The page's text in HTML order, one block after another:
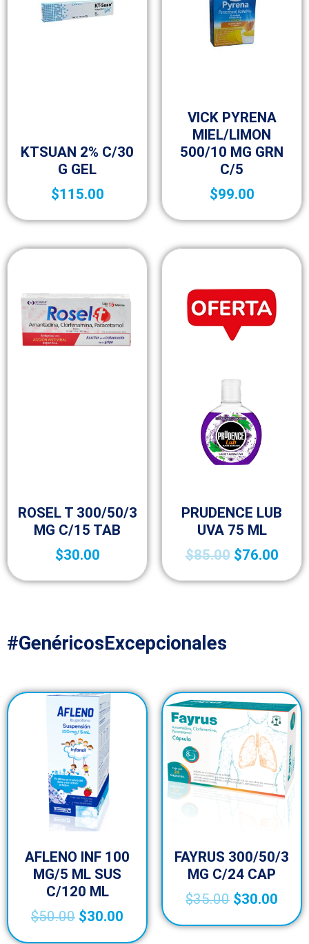
KTSUAN 2% C/30
G GEL
$115.00
VICK PYRENA
MIEL/LIMON
500/10 MG GRN
C/5
$99.00
ROSEL T 300/50/3
MG C/15 TAB
$30.00
PRUDENCE LUB
UVA 75 ML
$85.00 $76.00
#GenéricosExcepcionales
AFLENO INF 100
MG/5 ML SUS
C/120 ML
$50.00 $30.00
FAYRUS 300/50/3
MG C/24 CAP
$35.00 $30.00